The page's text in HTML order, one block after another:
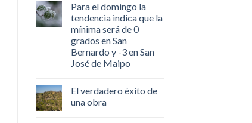
Para el domingo la
tendencia indica que la
mínima será de 0
grados en San
Bernardo y -3 en San
José de Maipo
El verdadero éxito de
una obra